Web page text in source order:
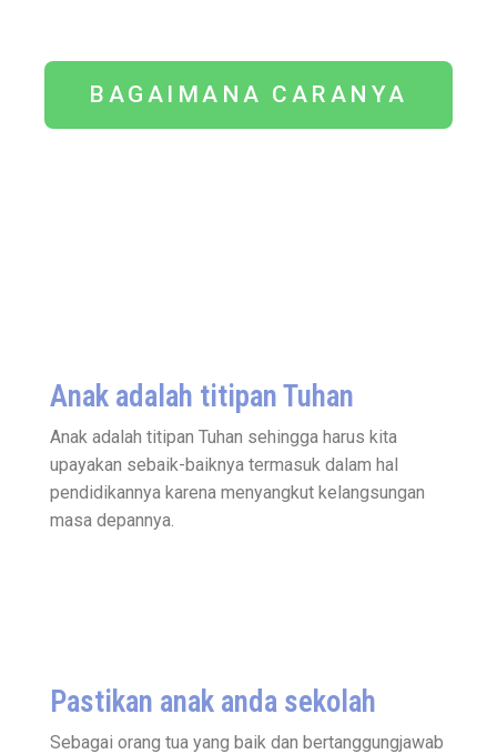
BAGAIMANA CARANYA
Anak adalah titipan Tuhan
Anak adalah titipan Tuhan sehingga harus kita
upayakan sebaik-baiknya termasuk dalam hal
pendidikannya karena menyangkut kelangsungan
masa depannya.
Pastikan anak anda sekolah
Sebagai orang tua yang baik dan bertanggungjawab